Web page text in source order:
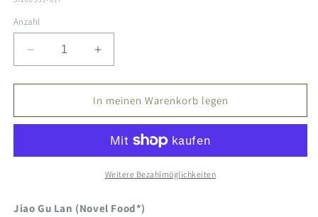
Anzahl
Verringere
die
Menge
Jiao
(Novel
Erhöhe
die
Menge
für
Jiao
Lan
(Novel
Food)
In meinen Warenkorb legen
Weitere Bezahlmöglichkeiten
Jiao Gu Lan (Novel Food*)